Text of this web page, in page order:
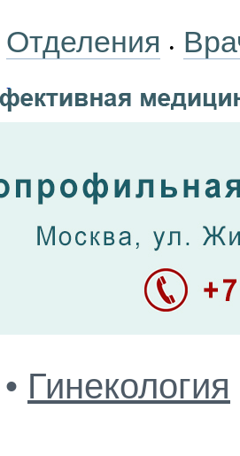
Отделения •
• Гинекология